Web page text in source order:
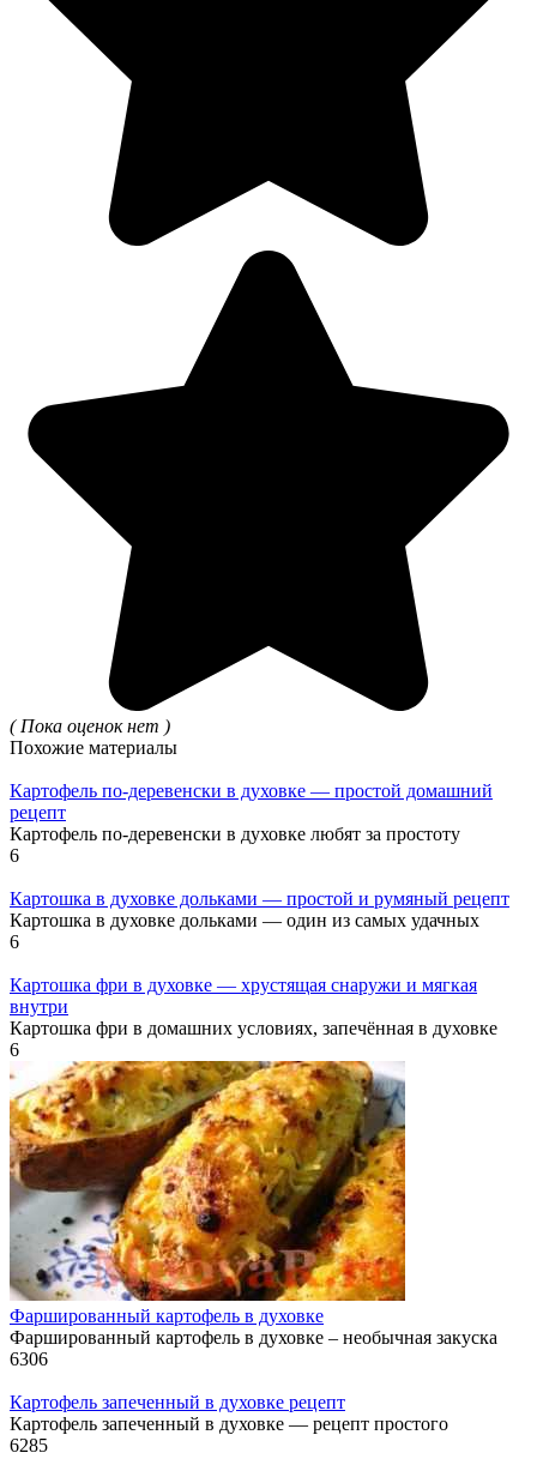
( Пока оценок нет )
Похожие материалы
Картофель по-деревенски в духовке — простой домашний
рецепт
Картофель по-деревенски в духовке любят за простоту
6
Картошка в духовке дольками — простой и румяный рецепт
Картошка в духовке дольками — один из самых удачных
6
Картошка фри в духовке — хрустящая снаружи и мягкая
внутри
Картошка фри в домашних условиях, запечённая в духовке
6
Фаршированный картофель в духовке
Фаршированный картофель в духовке – необычная закуска
6306
Картофель запеченный в духовке рецепт
Картофель запеченный в духовке — рецепт простого
6285